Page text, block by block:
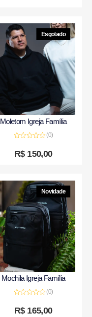
Esgotado
Moletom Igreja Família
0
de
(0)
R$150,00
Novidade
Mochila Igreja Família
0
de
(0)
R$165,00